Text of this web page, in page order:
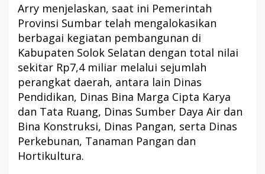
Arry menjelaskan, saat ini Pemerintah
Provinsi Sumbar telah mengalokasikan
berbagai kegiatan pembangunan di
Kabupaten Solok Selatan dengan total nilai
sekitar Rp7,4 miliar melalui sejumlah
perangkat daerah, antara lain Dinas
Pendidikan, Dinas Bina Marga Cipta Karya
dan Tata Ruang, Dinas Sumber Daya Air dan
Bina Konstruksi, Dinas Pangan, serta Dinas
Perkebunan, Tanaman Pangan dan
Hortikultura.